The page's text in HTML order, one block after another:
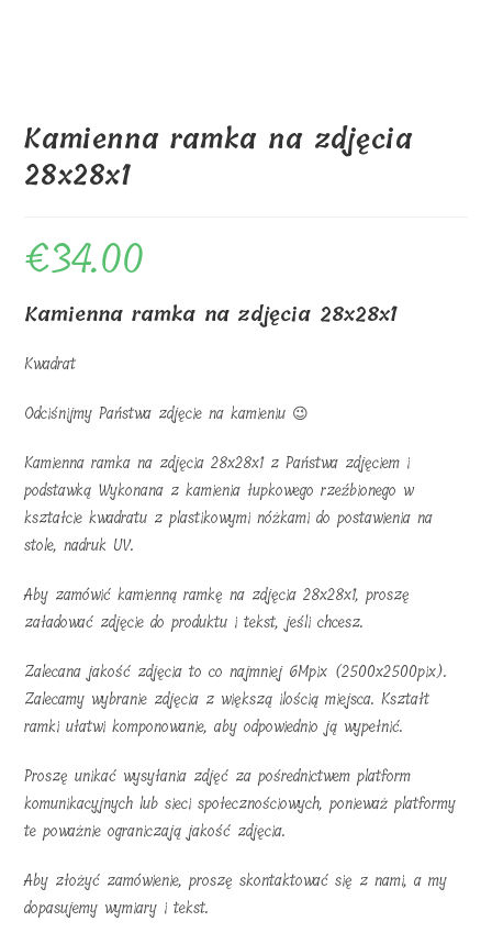
Kamienna ramka na zdjęcia
28x28x1
€34.00
Kamienna ramka na zdjęcia 28x28x1
Kwadrat
Odciśnijmy Państwa zdjęcie na kamieniu 😉
Kamienna ramka na zdjęcia 28x28x1 z Państwa zdjęciem i
podstawką Wykonana z kamienia łupkowego rzeźbionego w
kształcie kwadratu z plastikowymi nóżkami do postawienia na
stole, nadruk UV.
Aby zamówić kamienną ramkę na zdjęcia 28x28x1, proszę
załadować zdjęcie do produktu i tekst, jeśli chcesz.
Zalecana jakość zdjęcia to co najmniej 6Mpix (2500x2500pix).
Zalecamy wybranie zdjęcia z większą ilością miejsca. Kształt
ramki ułatwi komponowanie, aby odpowiednio ją wypełnić.
Proszę unikać wysyłania zdjęć za pośrednictwem platform
komunikacyjnych lub sieci społecznościowych, ponieważ platformy
te poważnie ograniczają jakość zdjęcia.
Aby złożyć zamówienie, proszę skontaktować się z nami, a my
dopasujemy wymiary i tekst.